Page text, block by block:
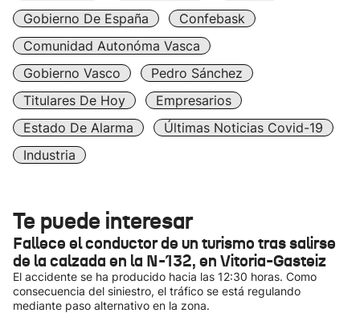
Gobierno De España
Confebask
Comunidad Autonóma Vasca
Gobierno Vasco
Pedro Sánchez
Titulares De Hoy
Empresarios
Estado De Alarma
Últimas Noticias Covid-19
Industria
Te puede interesar
Fallece el conductor de un turismo tras salirse
de la calzada en la N-132, en Vitoria-Gasteiz
El accidente se ha producido hacia las 12:30 horas. Como
consecuencia del siniestro, el tráfico se está regulando
mediante paso alternativo en la zona.